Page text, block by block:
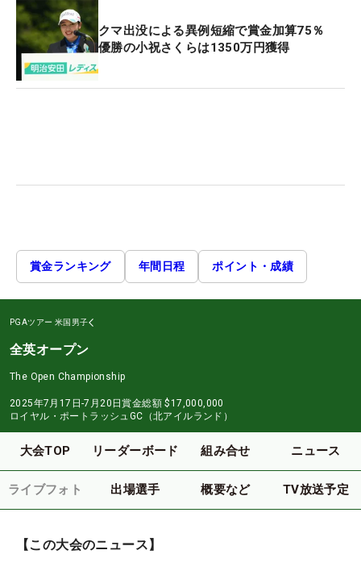
クマ出没による異例短縮で賞金加算75％
優勝の小祝さくらは1350万円獲得
賞金ランキング 年間日程 ポイント・成績
PGAツアー 米国男子
全英オープン
The Open Championship
2025年7月17日-7月20日賞金総額 $17,000,000
ロイヤル・ポートラッシュGC（北アイルランド）
大会TOP リーダーボード 組み合せ ニュース
ライブフォト 出場選手 概要など TV放送予定
【この大会のニュース】